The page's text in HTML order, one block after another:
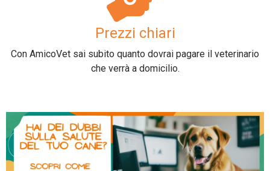
Prezzi chiari
Con AmicoVet sai subito quanto dovrai pagare il veterinario
che verrà a domicilio.